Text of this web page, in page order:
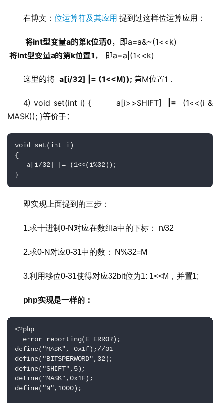
在博文： 位运算符及其应用 提到过这样位运算应用：
将int型变量a的第k位清0，即a=a&~(1<<k)
将int型变量a的第k位置1 ， 即a=a|(1<<k)
这里的将 a[i/32] |= (1<< M)); 第M位置1 .
4) void set(int i) {        a[i>>SHIFT] |= (1<<(i &
MASK)); }等价于：
void set(int i)
{
a[i/32] |= (1<<(i%32));
}
即实现上面提到的三步：
1.求十进制0-N对应在数组a中的下标： n/32
2.求0-N对应0-31中的数： N%32=M
3.利用移位0-31使得对应32bit位为1: 1<<M，并置1;
php实现是一样的：
<?php
error_reporting(E_ERROR);
define("MASK", 0x1f);//31
define("BITSPERWORD",32);
define("SHIFT",5);
define("MASK",0x1F);
define("N",1000);